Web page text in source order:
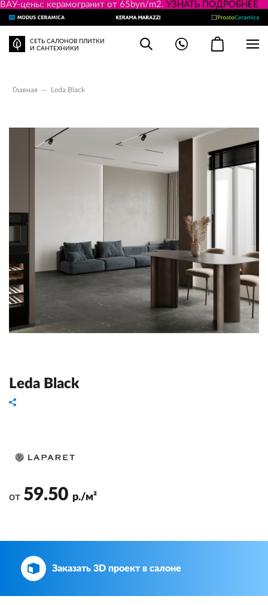
ВАУ-цены: керамогранит от 65byn/m2. УЗНАТЬ ПОДРОБНЕЕ
СЕТЬ САЛОНОВ ПЛИТКИ
И САНТЕХНИКИ
Главная — Leda Black
Leda Black
от 59.50 р./м²
Заказать 3D проект в салоне